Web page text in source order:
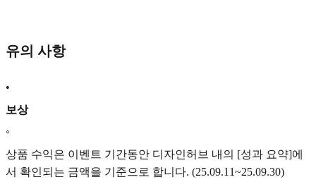
유의 사항
•
보상
◦
상품 수익은 이벤트 기간동안 디자인허브 내의 [성과 요약]에
서 확인되는 금액을 기준으로 합니다. (25.09.11~25.09.30)